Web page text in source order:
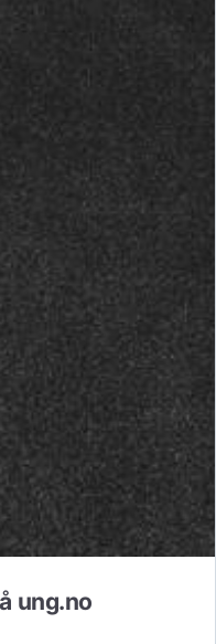
ung.no